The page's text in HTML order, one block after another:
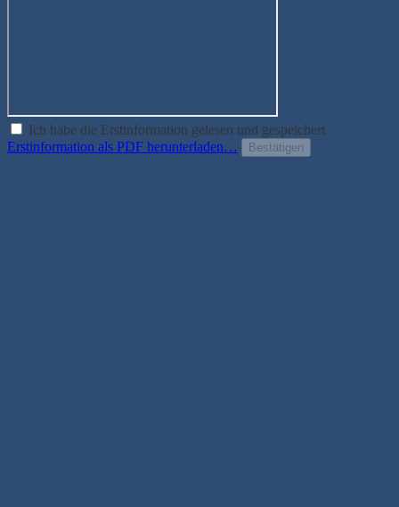
Ich habe die Erstinformation gelesen und gespeichert
Erstinformation als PDF herunterladen…
Bestätigen